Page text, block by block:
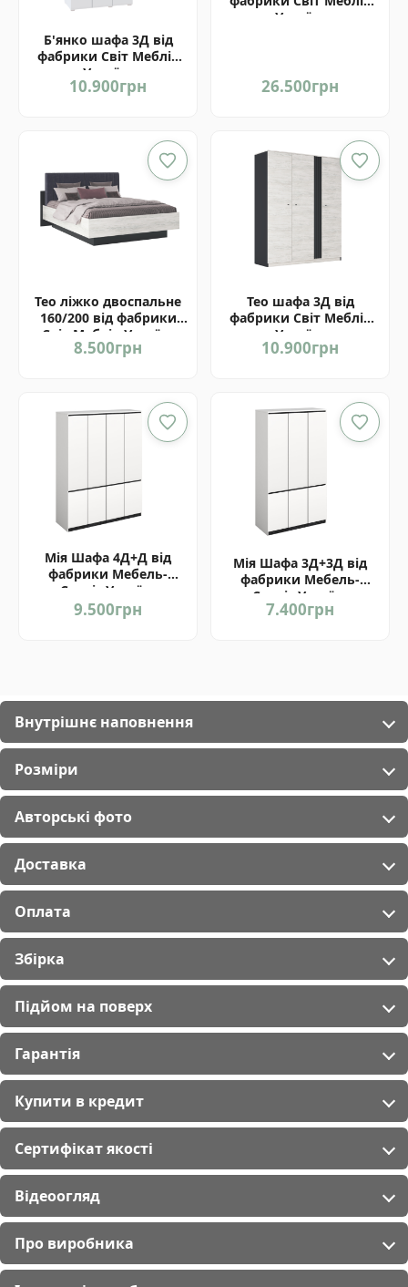
Б'янко шафа 3Д від
фабрики Світ Меблів
Україна
10.900грн
Україна
26.500грн
Тео ліжко двоспальне
160/200 від фабрики
Світ Меблів Україна
8.500грн
Тео шафа 3Д від
фабрики Світ Меблів
Україна
10.900грн
Мія Шафа 4Д+Д від
фабрики Мебель-
Сервіс Україна
9.500грн
Мія Шафа 3Д+3Д від
фабрики Мебель-
Сервіс Україна
7.400грн
Внутрішнє наповнення
Розміри
Авторські фото
Доставка
Оплата
Збірка
Підйом на поверх
Гарантія
Купити в кредит
Сертифікат якості
Відеоогляд
Про виробника